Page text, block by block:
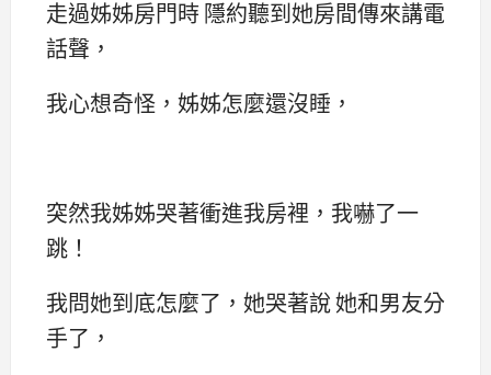
走過姊姊房門時 隱約聽到她房間傳來講電
話聲，
我心想奇怪，姊姊怎麼還沒睡，
突然我姊姊哭著衝進我房裡，我嚇了一
跳！
我問她到底怎麼了，她哭著說 她和男友分
手了，